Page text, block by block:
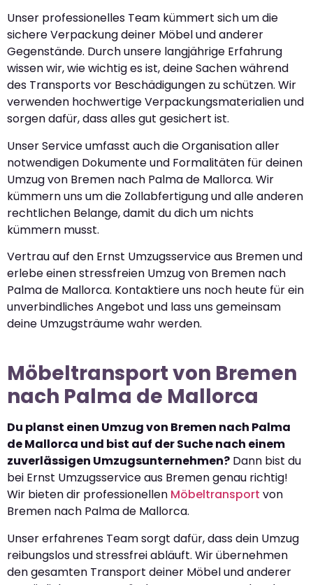
Unser professionelles Team kümmert sich um die
sichere Verpackung deiner Möbel und anderer
Gegenstände. Durch unsere langjährige Erfahrung
wissen wir, wie wichtig es ist, deine Sachen während
des Transports vor Beschädigungen zu schützen. Wir
verwenden hochwertige Verpackungsmaterialien und
sorgen dafür, dass alles gut gesichert ist.
Unser Service umfasst auch die Organisation aller
notwendigen Dokumente und Formalitäten für deinen
Umzug von Bremen nach Palma de Mallorca. Wir
kümmern uns um die Zollabfertigung und alle anderen
rechtlichen Belange, damit du dich um nichts
kümmern musst.
Vertrau auf den Ernst Umzugsservice aus Bremen und
erlebe einen stressfreien Umzug von Bremen nach
Palma de Mallorca. Kontaktiere uns noch heute für ein
unverbindliches Angebot und lass uns gemeinsam
deine Umzugsträume wahr werden.
Möbeltransport von Bremen
nach Palma de Mallorca
Du planst einen Umzug von Bremen nach Palma
de Mallorca und bist auf der Suche nach einem
zuverlässigen Umzugsunternehmen? Dann bist du
bei Ernst Umzugsservice aus Bremen genau richtig!
Wir bieten dir professionellen Möbeltransport von
Bremen nach Palma de Mallorca.
Unser erfahrenes Team sorgt dafür, dass dein Umzug
reibungslos und stressfrei abläuft. Wir übernehmen
den gesamten Transport deiner Möbel und anderer